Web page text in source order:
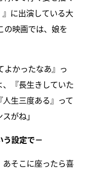
に出演している大
の映画では、娘を
よかったなあ』っ
『長生きしていた
生三度ある』って
がね」
う設定で－
あそこに座ったら喜